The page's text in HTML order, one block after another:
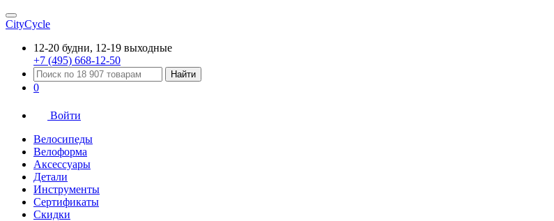
CityCycle
12-20 будни, 12-19 выходные
+7 (495) 668-12-50
Найти
0
Войти
Велосипеды
Велоформа
Аксессуары
Детали
Инструменты
Сертификаты
Скидки